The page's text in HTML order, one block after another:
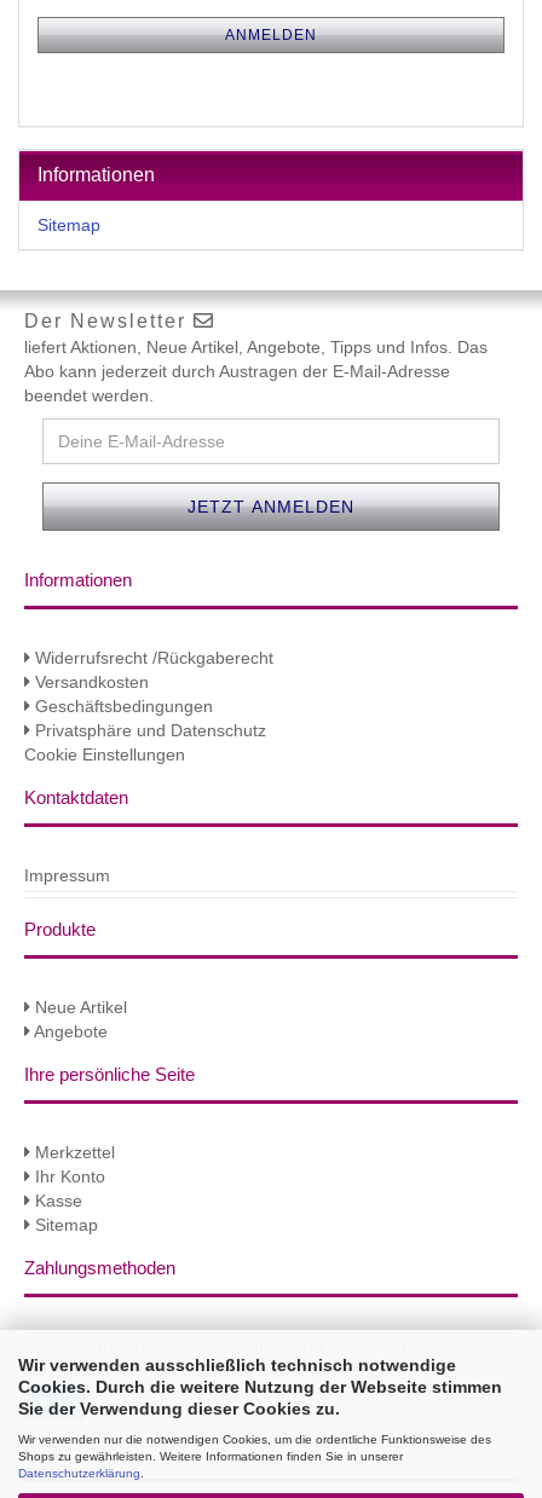
Wir verwenden ausschließlich technisch notwendige
Cookies. Durch die weitere Nutzung der Webseite stimmen
Sie der Verwendung dieser Cookies zu.
Wir verwenden nur die notwendigen Cookies, um die ordentliche Funktionsweise des
Shops zu gewährleisten. Weitere Informationen finden Sie in unserer
Datenschutzerklärung
ANMELDUNG
ANMELDEN
Informationen
Sitemap
Der Newsletter
liefert Aktionen, Neue Artikel, Angebote, Tipps und Infos. Das
Abo kann jederzeit durch Austragen der E-Mail-Adresse
beendet werden.
Informationen
Widerrufsrecht /Rückgaberecht
Versandkosten
Geschäftsbedingungen
Privatsphäre und Datenschutz
Cookie Einstellungen
Kontaktdaten
Impressum
Produkte
Neue Artikel
Angebote
Ihre persönliche Seite
Merkzettel
Ihr Konto
Kasse
Sitemap
Zahlungsmethoden
Sie erhalten 3% Rabatt per Bank Überweisung!
B2B